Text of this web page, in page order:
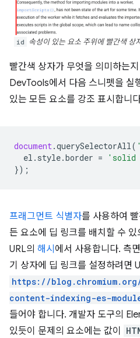
id 속성이 있는 요소 주위에 빨간색
빨간색 상자가 무엇을 의미하는
DevTools에서 다음 스니펫을 실
있는 모든 요소를 강조 표시합니
document.querySelectorAll(
el . style.border = 'solid
});
프래그먼트 식별자를 사용하여
든 요소에 딥 링크를 배치할 수 있
URL의 해시 에서 사용합니다. 측
기 상자에 딥 링크를 설정하려면
https://
content-indexing-es-
들어야 합니다. 개발자 도구의
있듯이 문제의 요소에는 값이